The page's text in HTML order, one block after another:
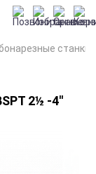
станки
2½ -4''